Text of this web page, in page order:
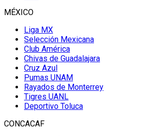
MÉXICO
Liga MX
Selección Mexicana
Club América
Chivas de Guadalajara
Cruz Azul
Pumas UNAM
Rayados de Monterrey
Tigres UANL
Deportivo Toluca
CONCACAF